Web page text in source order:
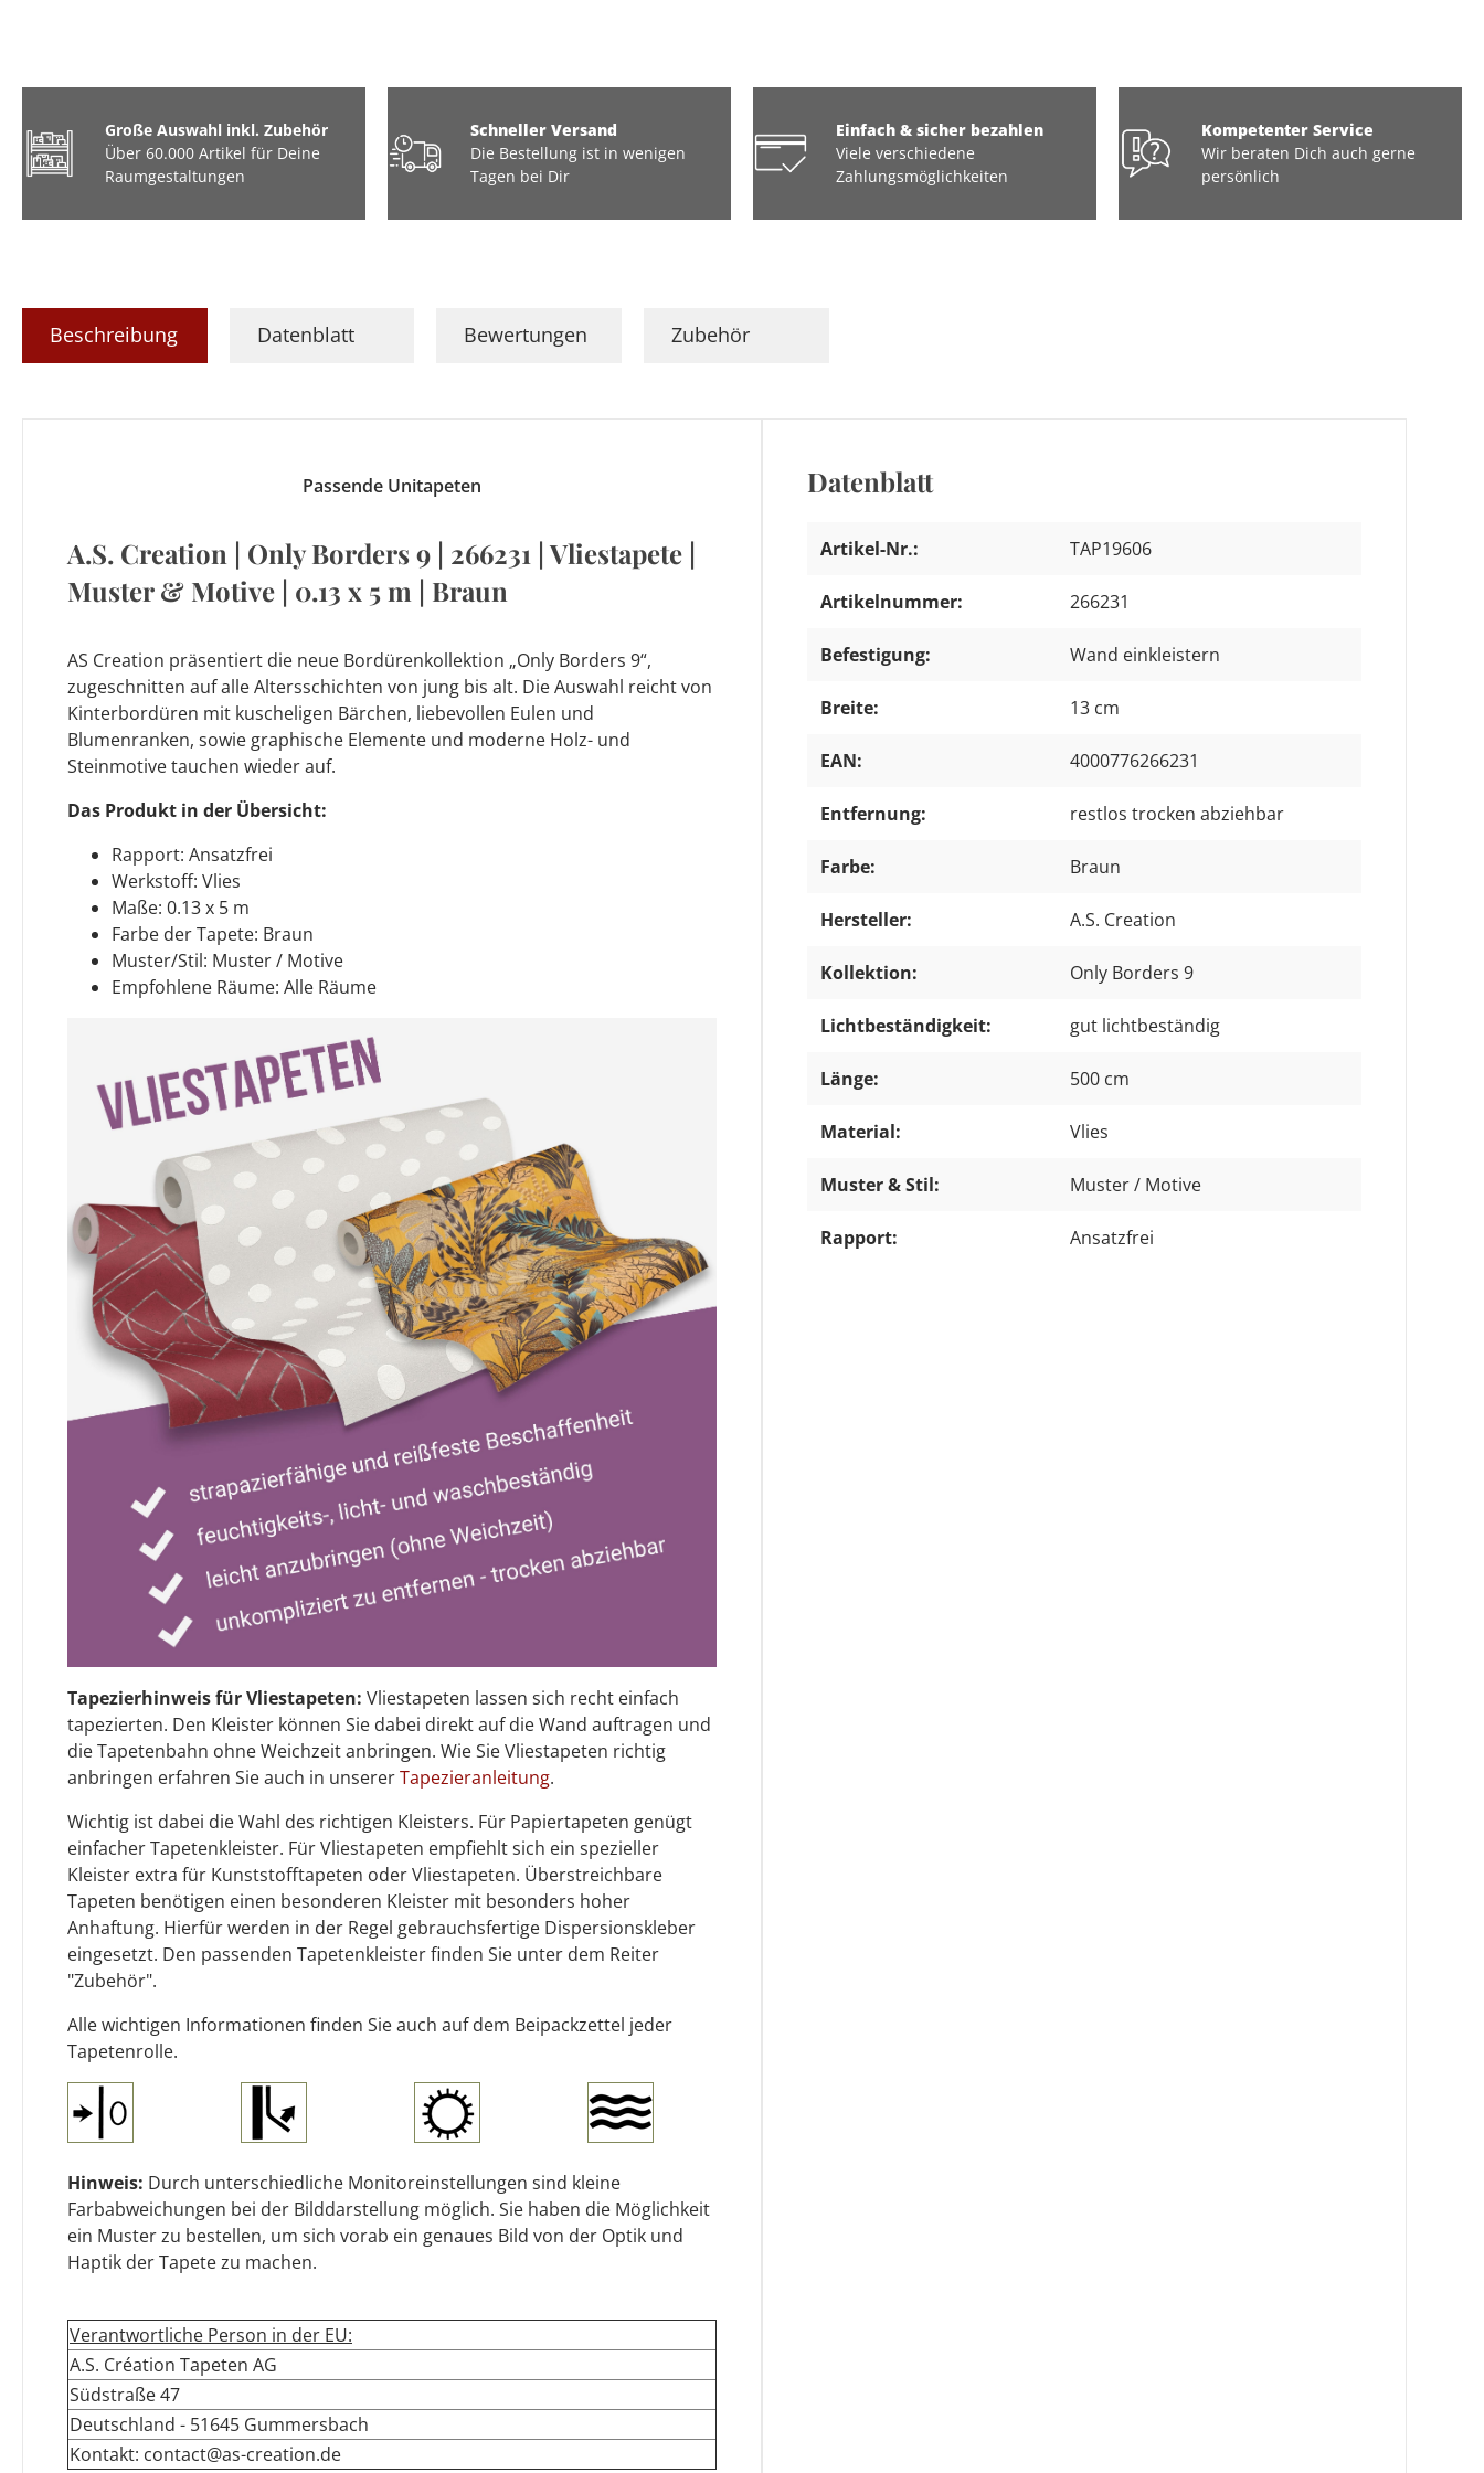
Große Auswahl inkl. Zubehör
Über 60.000 Artikel für Deine
Raumgestaltungen
Schneller Versand
Die Bestellung ist in wenigen
Tagen bei Dir
Einfach & sicher bezahlen
Viele verschiedene
Zahlungsmöglichkeiten
Kompetenter Service
Wir beraten Dich auch gerne
persönlich
Beschreibung Datenblatt Bewertungen Zubehör
Passende Unitapeten
A.S. Creation | Only Borders 9 | 266231 | Vliestapete |
Muster & Motive | 0.13 x 5 m | Braun
AS Creation präsentiert die neue Bordürenkollektion „Only Borders 9“,
zugeschnitten auf alle Altersschichten von jung bis alt. Die Auswahl reicht von
Kinterbordüren mit kuscheligen Bärchen, liebevollen Eulen und
Blumenranken, sowie graphische Elemente und moderne Holz- und
Steinmotive tauchen wieder auf.
Das Produkt in der Übersicht:
Rapport: Ansatzfrei
Werkstoff: Vlies
Maße: 0.13 x 5 m
Farbe der Tapete: Braun
Muster/Stil: Muster / Motive
Empfohlene Räume: Alle Räume
Tapezierhinweis für Vliestapeten: Vliestapeten lassen sich recht einfach
tapezierten. Den Kleister können Sie dabei direkt auf die Wand auftragen und
die Tapetenbahn ohne Weichzeit anbringen. Wie Sie Vliestapeten richtig
anbringen erfahren Sie auch in unsererTapezieranleitung.
Wichtig ist dabei die Wahl des richtigen Kleisters. Für Papiertapeten genügt
einfacher Tapetenkleister. Für Vliestapeten empfiehlt sich ein spezieller
Kleister extra für Kunststofftapeten oder Vliestapeten. Überstreichbare
Tapeten benötigen einen besonderen Kleister mit besonders hoher
Anhaftung. Hierfür werden in der Regel gebrauchsfertige Dispersionskleber
eingesetzt. Den passenden Tapetenkleister finden Sie unter dem Reiter
"Zubehör".
Alle wichtigen Informationen finden Sie auch auf dem Beipackzettel jeder
Tapetenrolle.
Hinweis: Durch unterschiedliche Monitoreinstellungen sind kleine
Farbabweichungen bei der Bilddarstellung möglich. Sie haben die Möglichkeit
ein Muster zu bestellen, um sich vorab ein genaues Bild von der Optik und
Haptik der Tapete zu machen.
Verantwortliche Person in der EU:
A.S. Création Tapeten AG
Südstraße 47
Deutschland - 51645 Gummersbach
Kontakt: contact@as-creation.de
Datenblatt
Artikel-Nr.: TAP19606
Artikelnummer: 266231
Befestigung: Wand einkleistern
Breite: 13 cm
EAN: 4000776266231
Entfernung: restlos trocken abziehbar
Farbe: Braun
Hersteller: A.S. Creation
Kollektion: Only Borders 9
Lichtbeständigkeit: gut lichtbeständig
Länge: 500 cm
Material: Vlies
Muster & Stil: Muster / Motive
Rapport: Ansatzfrei